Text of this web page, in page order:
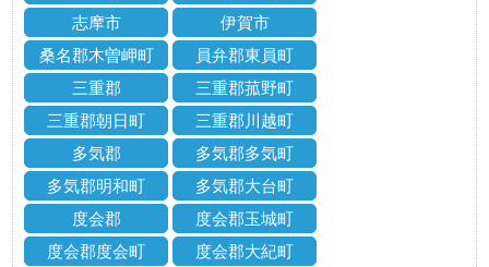
志摩市
伊賀市
桑名郡木曽岬町
員弁郡東員町
三重郡
三重郡菰野町
三重郡朝日町
三重郡川越町
多気郡
多気郡多気町
多気郡明和町
多気郡大台町
度会郡
度会郡玉城町
度会郡度会町
度会郡大紀町